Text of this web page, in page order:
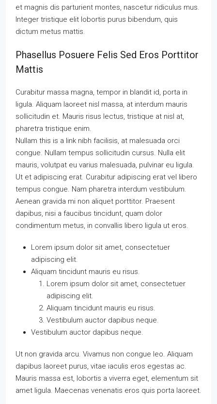
et magnis dis parturient montes, nascetur ridiculus mus.
Integer tristique elit lobortis purus bibendum, quis
dictum metus mattis.
Phasellus Posuere Felis Sed Eros Porttitor
Mattis
Curabitur massa magna, tempor in blandit id, porta in
ligula. Aliquam laoreet nisl massa, at interdum mauris
sollicitudin et. Mauris risus lectus, tristique at nisl at,
pharetra tristique enim.
Nullam this is a link nibh facilisis, at malesuada orci
congue. Nullam tempus sollicitudin cursus. Nulla elit
mauris, volutpat eu varius malesuada, pulvinar eu ligula.
Ut et adipiscing erat. Curabitur adipiscing erat vel libero
tempus congue. Nam pharetra interdum vestibulum.
Aenean gravida mi non aliquet porttitor. Praesent
dapibus, nisi a faucibus tincidunt, quam dolor
condimentum metus, in convallis libero ligula ut eros.
Lorem ipsum dolor sit amet, consectetuer
adipiscing elit.
Aliquam tincidunt mauris eu risus.
Lorem ipsum dolor sit amet, consectetuer
adipiscing elit.
Aliquam tincidunt mauris eu risus.
Vestibulum auctor dapibus neque.
Vestibulum auctor dapibus neque.
Ut non gravida arcu. Vivamus non congue leo. Aliquam
dapibus laoreet purus, vitae iaculis eros egestas ac.
Mauris massa est, lobortis a viverra eget, elementum sit
amet ligula. Maecenas venenatis eros quis porta laoreet.